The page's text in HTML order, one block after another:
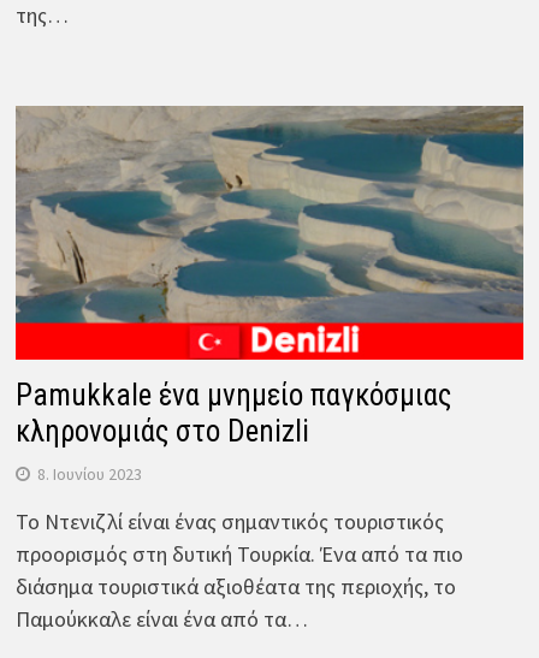
της…
Pamukkale ένα μνημείο παγκόσμιας
κληρονομιάς στο Denizli
8. Ιουνίου 2023
Το Ντενιζλί είναι ένας σημαντικός τουριστικός
προορισμός στη δυτική Τουρκία. Ένα από τα πιο
διάσημα τουριστικά αξιοθέατα της περιοχής, το
Παμούκκαλε είναι ένα από τα…